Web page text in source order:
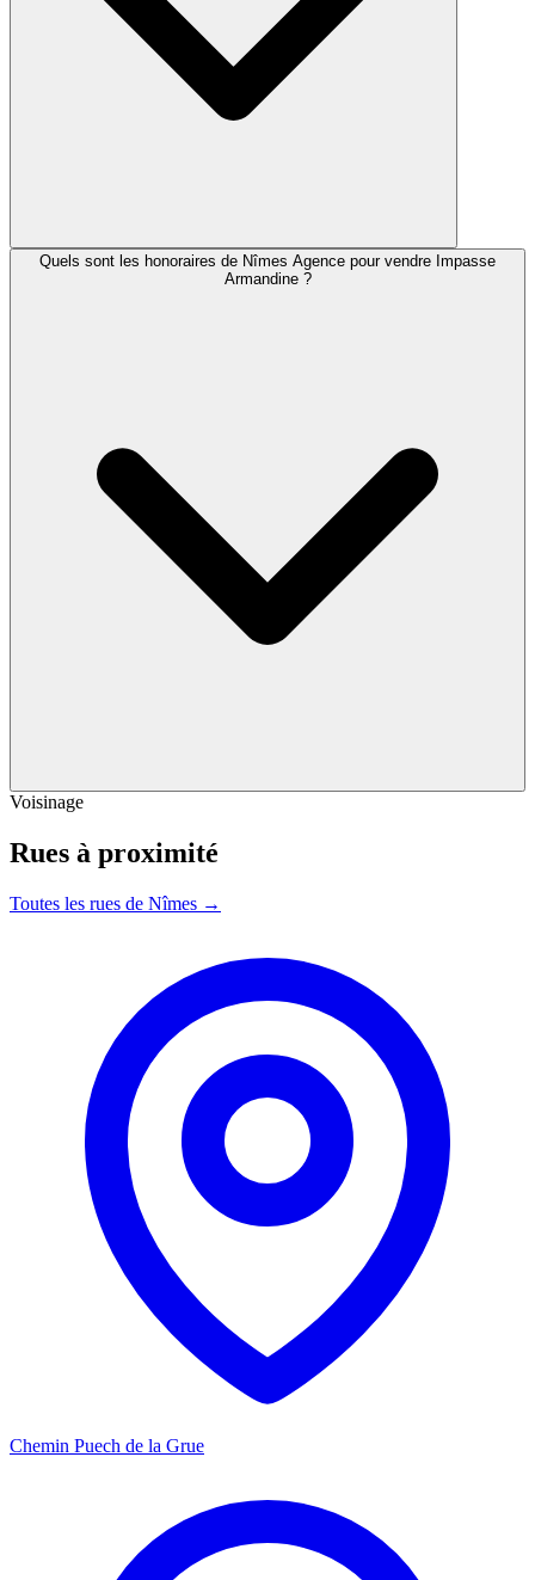
Quels sont les honoraires de Nîmes Agence pour vendre Impasse
Armandine ?
Voisinage
Rues à proximité
Toutes les rues de Nîmes →
Chemin Puech de la Grue